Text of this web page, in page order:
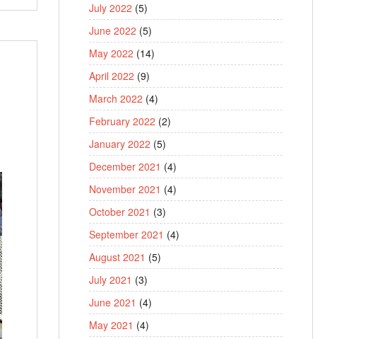
July 2022 (5)
June 2022 (5)
May 2022 (14)
April 2022 (9)
March 2022 (4)
February 2022 (2)
January 2022 (5)
December 2021 (4)
November 2021 (4)
October 2021 (3)
September 2021 (4)
August 2021 (5)
July 2021 (3)
June 2021 (4)
May 2021 (4)